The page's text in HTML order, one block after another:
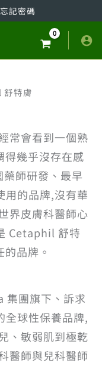
忘記密碼
特膚
常會看到一個熟
幾乎沒存在感
師研發、最早
用的品牌,沒有華
界皮膚科醫師心
Cetaphil 舒特
品牌。
團旗下、訴求
全球性保養品牌,
、敏弱肌到極乾
醫師與兒科醫師